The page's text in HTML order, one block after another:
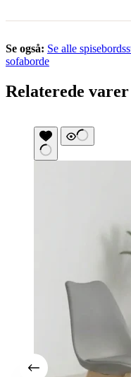
Se også: Se alle
sofaborde
Relaterede varer